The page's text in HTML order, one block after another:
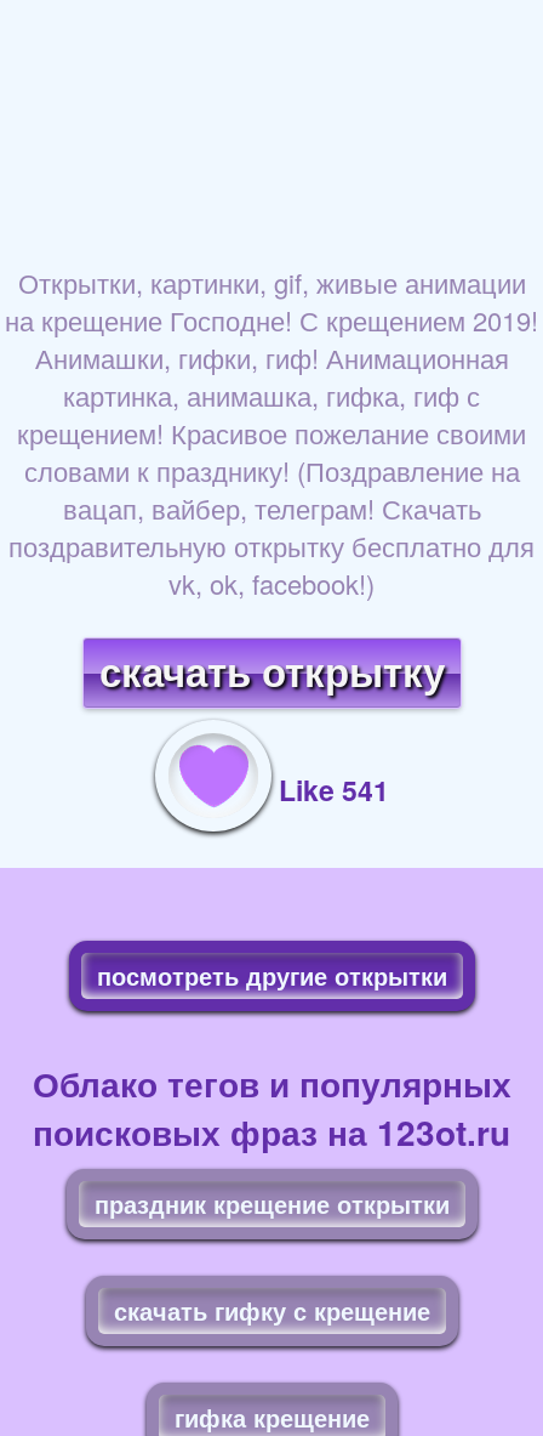
Открытки, картинки, gif, живые анимации
на крещение Господне! С крещением 2019!
Анимашки, гифки, гиф! Анимационная
картинка, анимашка, гифка, гиф с
крещением! Красивое пожелание своими
словами к празднику! (Поздравление на
вацап, вайбер, телеграм! Скачать
поздравительную открытку бесплатно для
vk, ok, facebook!)
скачать открытку
Like 541
посмотреть другие открытки
Облако тегов и популярных
поисковых фраз на 123ot.ru
праздник крещение открытки
скачать гифку с крещение
гифка крещение